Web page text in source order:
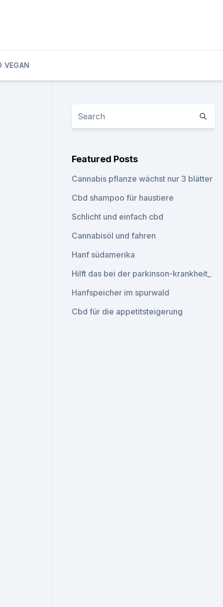
VEGAN
Featured Posts
Cannabis pflanze wächst nur 3 blätter
Cbd shampoo für haustiere
Schlicht und einfach cbd
Cannabisöl und fahren
Hanf südamerika
Hilft das bei der parkinson-krankheit_
Hanfspeicher im spurwald
Cbd für die appetitsteigerung